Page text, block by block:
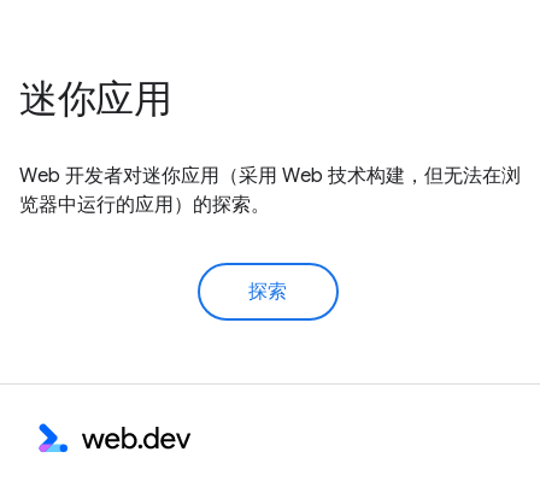
迷你应用
Web 开发者对迷你应用（采用 Web 技术构建，但无法在浏
览器中运行的应用）的探索。
探索